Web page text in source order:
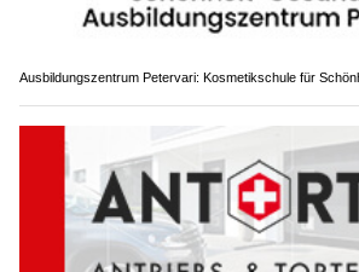
Ausbildungszentrum Petervari: Kosmetikschule für